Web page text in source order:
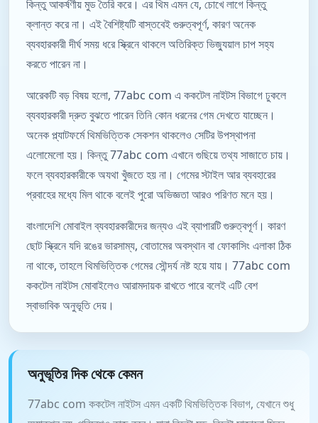
কিন্তু আকর্ষণীয় মুড তৈরি করে। এর থিম এমন যে, চোখে লাগে কিন্তু
ক্লান্ত করে না। এই বৈশিষ্ট্যটি বাস্তবেই গুরুত্বপূর্ণ, কারণ অনেক
ব্যবহারকারী দীর্ঘ সময় ধরে স্ক্রিনে থাকলে অতিরিক্ত ভিজ্যুয়াল চাপ সহ্য
করতে পারেন না।
আরেকটি বড় বিষয় হলো, 77abc com এ ককটেল নাইটস বিভাগে ঢুকলে
ব্যবহারকারী দ্রুত বুঝতে পারেন তিনি কোন ধরনের গেম দেখতে যাচ্ছেন।
অনেক প্ল্যাটফর্মে থিমভিত্তিক সেকশন থাকলেও সেটির উপস্থাপনা
এলোমেলো হয়। কিন্তু 77abc com এখানে গুছিয়ে তথ্য সাজাতে চায়।
ফলে ব্যবহারকারীকে অযথা খুঁজতে হয় না। গেমের স্টাইল আর ব্যবহারের
প্রবাহের মধ্যে মিল থাকে বলেই পুরো অভিজ্ঞতা আরও পরিণত মনে হয়।
বাংলাদেশি মোবাইল ব্যবহারকারীদের জন্যও এই ব্যাপারটি গুরুত্বপূর্ণ। কারণ
ছোট স্ক্রিনে যদি রঙের ভারসাম্য, বোতামের অবস্থান বা ফোকাসিং এলাকা ঠিক
না থাকে, তাহলে থিমভিত্তিক গেমের সৌন্দর্য নষ্ট হয়ে যায়। 77abc com
ককটেল নাইটস মোবাইলেও আরামদায়ক রাখতে পারে বলেই এটি বেশ
স্বাভাবিক অনুভূতি দেয়।
অনুভূতির দিক থেকে কেমন
77abc com ককটেল নাইটস এমন একটি থিমভিত্তিক বিভাগ, যেখানে শুধু